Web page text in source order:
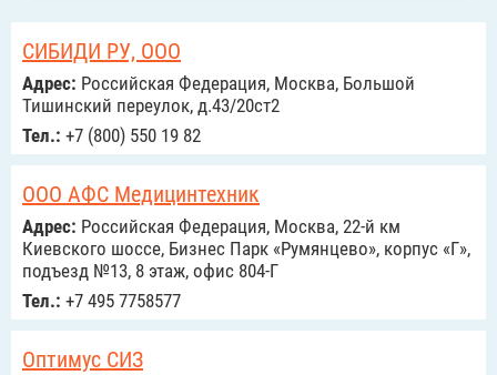
СИБИДИ РУ, ООО
Адрес: Российcкая Федерация, Москва, Большой
Тишинский переулок, д.43/20ст2
Тел.: +7 (800) 550 19 82
ООО АФС Медицинтехник
Адрес: Российcкая Федерация, Москва, 22-й км
Киевского шоссе, Бизнес Парк «Румянцево», корпус «Г»,
подъезд №13, 8 этаж, офис 804-Г
Тел.: +7 495 7758577
Оптимус СИЗ